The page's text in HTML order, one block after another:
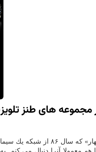
مجموعه های طنز
مهران رجبی بازیگر